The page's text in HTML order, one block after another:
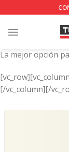
to
content
La mejor opción
[/vc_column][/